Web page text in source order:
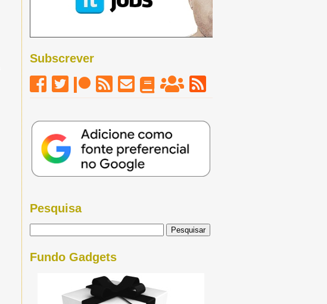
Subscrever
Pesquisa
Fundo Gadgets